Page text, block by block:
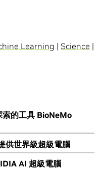
Learning | Science |
的工具 BioNeMo
供世界級超級電腦
AI 超級電腦